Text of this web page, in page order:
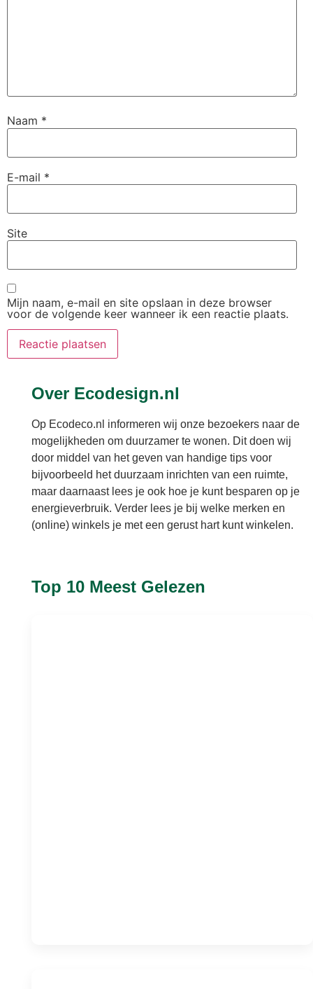
Naam *
E-mail *
Site
Mijn naam, e-mail en site opslaan in deze browser
voor de volgende keer wanneer ik een reactie plaats.
Over Ecodesign.nl
Op Ecodeco.nl informeren wij onze bezoekers naar de
mogelijkheden om duurzamer te wonen. Dit doen wij
door middel van het geven van handige tips voor
bijvoorbeeld het duurzaam inrichten van een ruimte,
maar daarnaast lees je ook hoe je kunt besparen op je
energieverbruik. Verder lees je bij welke merken en
(online) winkels je met een gerust hart kunt winkelen.
Top 10 Meest Gelezen